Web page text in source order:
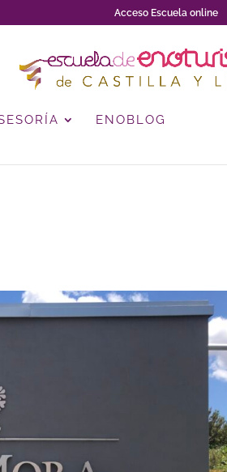
Acceso Escuela online
ENOBLOG